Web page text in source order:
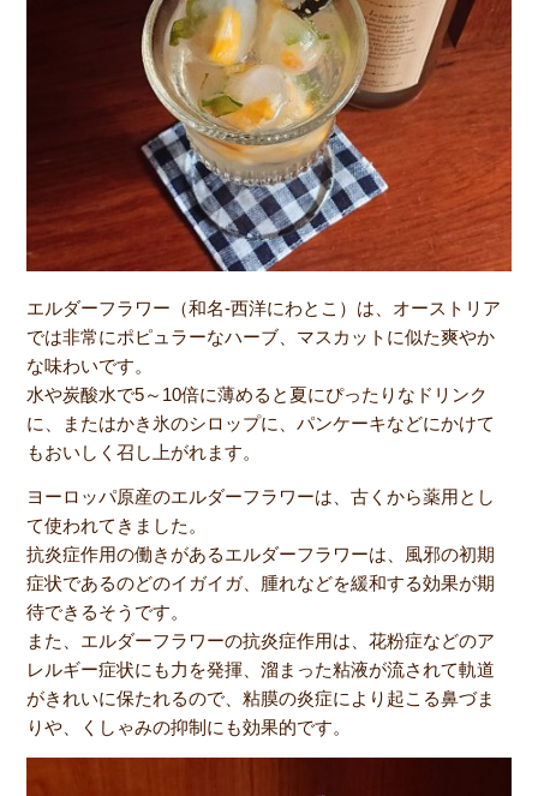
エルダーフラワー（和名-西洋にわとこ）は、オーストリア
では非常にポピュラーなハーブ、マスカットに似た爽やか
な味わいです。
水や炭酸水で5～10倍に薄めると夏にぴったりなドリンク
に、またはかき氷のシロップに、パンケーキなどにかけて
もおいしく召し上がれます。
ヨーロッパ原産のエルダーフラワーは、古くから薬用とし
て使われてきました。
抗炎症作用の働きがあるエルダーフラワーは、風邪の初期
症状であるのどのイガイガ、腫れなどを緩和する効果が期
待できるそうです。
また、エルダーフラワーの抗炎症作用は、花粉症などのア
レルギー症状にも力を発揮、溜まった粘液が流されて軌道
がきれいに保たれるので、粘膜の炎症により起こる鼻づま
りや、くしゃみの抑制にも効果的です。